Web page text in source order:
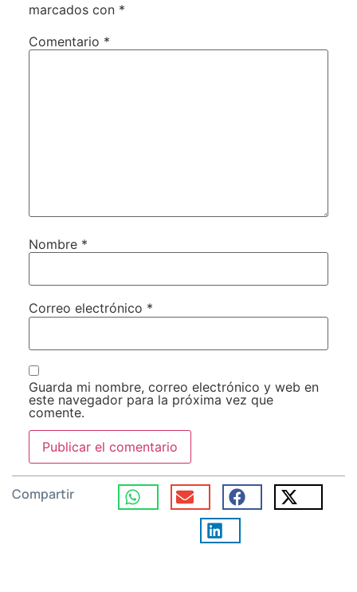
marcados con *
Comentario *
Nombre *
Correo electrónico *
Guarda mi nombre, correo electrónico y web en
este navegador para la próxima vez que
comente.
Compartir